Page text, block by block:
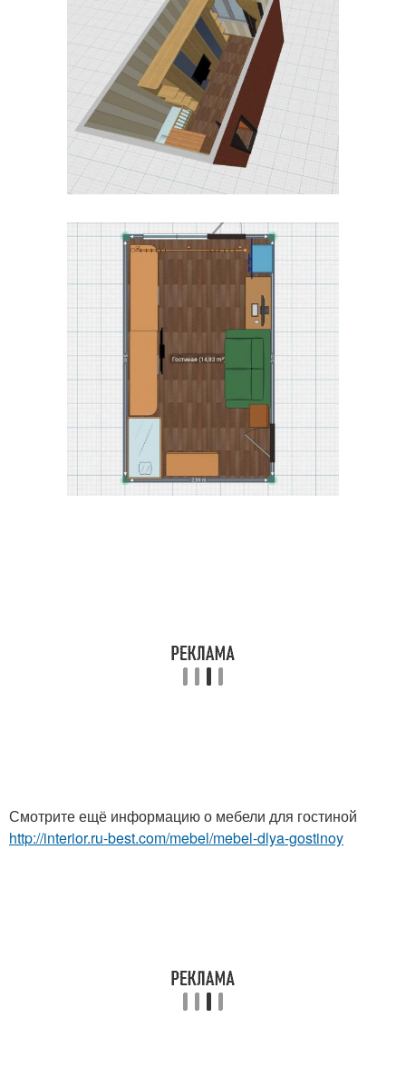
Смотрите ещё информацию о мебели для гостиной
http://interior.ru-best.com/mebel/mebel-dlya-gostinoy